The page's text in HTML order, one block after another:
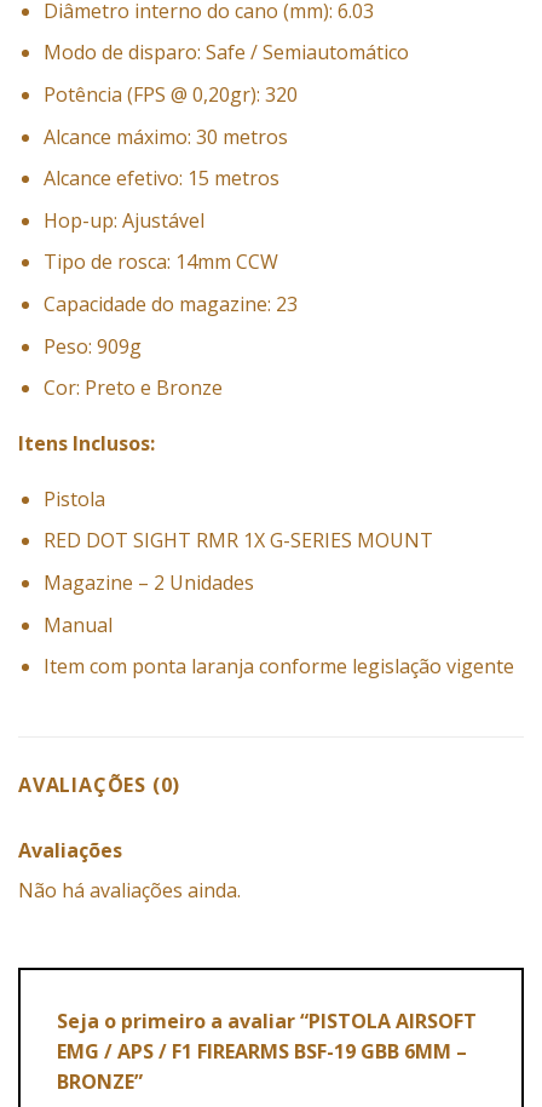
Diâmetro interno do cano (mm): 6.03
Modo de disparo: Safe / Semiautomático
Potência (FPS @ 0,20gr): 320
Alcance máximo: 30 metros
Alcance efetivo: 15 metros
Hop-up: Ajustável
Tipo de rosca: 14mm CCW
Capacidade do magazine: 23
Peso: 909g
Cor: Preto e Bronze
Itens Inclusos:
Pistola
RED DOT SIGHT RMR 1X G-SERIES MOUNT
Magazine – 2 Unidades
Manual
Item com ponta laranja conforme legislação vigente
AVALIAÇÕES (0)
Avaliações
Não há avaliações ainda.
Seja o primeiro a avaliar “PISTOLA AIRSOFT
EMG / APS / F1 FIREARMS BSF-19 GBB 6MM –
BRONZE”